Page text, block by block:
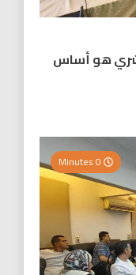
هو أساس